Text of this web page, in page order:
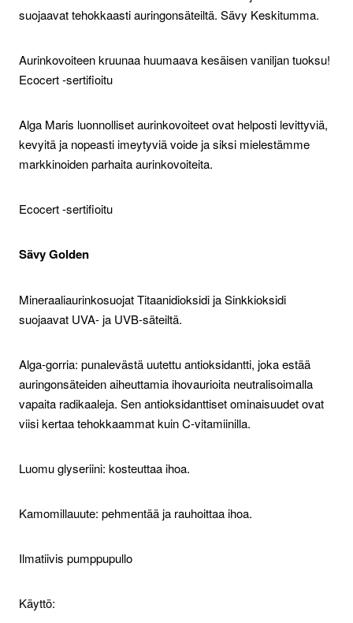
suojaavat tehokkaasti auringonsäteiltä. Sävy Keskitumma.
Aurinkovoiteen kruunaa huumaava kesäisen vaniljan tuoksu!
Ecocert -sertifioitu
Alga Maris luonnolliset aurinkovoiteet ovat helposti levittyviä,
kevyitä ja nopeasti imeytyviä voide ja siksi mielestämme
markkinoiden parhaita aurinkovoiteita.
Ecocert -sertifioitu
Sävy Golden
Mineraaliaurinkosuojat Titaanidioksidi ja Sinkkioksidi
suojaavat UVA- ja UVB-säteiltä.
Alga-gorria: punalevästä uutettu antioksidantti, joka estää
auringonsäteiden aiheuttamia ihovaurioita neutralisoimalla
vapaita radikaaleja. Sen antioksidanttiset ominaisuudet ovat
viisi kertaa tehokkaammat kuin C-vitamiinilla.
Luomu glyseriini: kosteuttaa ihoa.
Kamomillauute: pehmentää ja rauhoittaa ihoa.
Ilmatiivis pumppupullo
Käyttö: